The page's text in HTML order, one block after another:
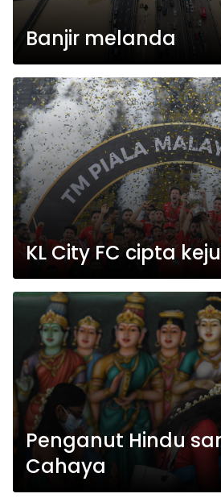
Banjir melanda
KL City FC cipta
Penganut Hindu
Cahaya